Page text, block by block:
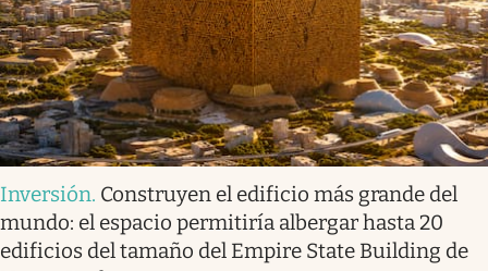
Inversión. Construyen el edificio más grande del
mundo: el espacio permitiría albergar hasta 20
edificios del tamaño del Empire State Building de